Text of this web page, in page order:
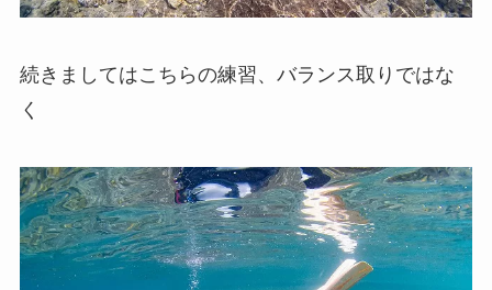
続きましてはこちらの練習、バランス取りではな
く